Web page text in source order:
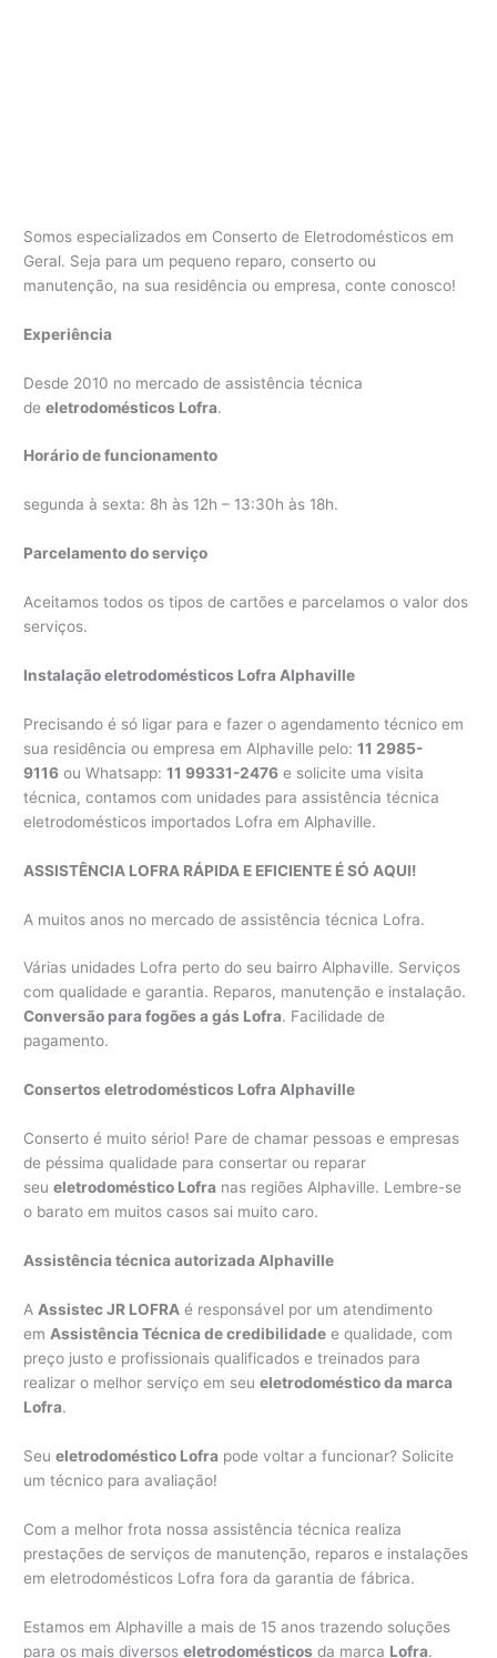
Somos especializados em Conserto de Eletrodomésticos em
Geral. Seja para um pequeno reparo, conserto ou
manutenção, na sua residência ou empresa, conte conosco!
Experiência
Desde 2010 no mercado de assistência técnica
deeletrodomésticos Lofra.
Horário de funcionamento
segunda à sexta: 8h às 12h – 13:30h às 18h.
Parcelamento do serviço
Aceitamos todos os tipos de cartões e parcelamos o valor dos
serviços.
Instalação eletrodomésticos Lofra Alphaville
Precisando é só ligar para e fazer o agendamento técnico em
sua residência ou empresa em Alphaville pelo:11 2985-
9116 ou Whatsapp:11 99331-2476 e solicite uma visita
técnica, contamos com unidades para assistência técnica
eletrodomésticos importados Lofra em Alphaville.
ASSISTÊNCIA LOFRA RÁPIDA E EFICIENTE É SÓ AQUI!
A muitos anos no mercado de assistência técnica Lofra.
Várias unidades Lofra perto do seu bairro Alphaville. Serviços
com qualidade e garantia. Reparos, manutenção e instalação.
Conversão para fogões a gás Lofra. Facilidade de
pagamento.
Consertos eletrodomésticos Lofra Alphaville
Conserto é muito sério! Pare de chamar pessoas e empresas
de péssima qualidade para consertar ou reparar
seueletrodoméstico Lofra nas regiões Alphaville. Lembre-se
o barato em muitos casos sai muito caro.
Assistência técnica autorizada Alphaville
A Assistec JR LOFRA é responsável por um atendimento
em Assistência Técnica de credibilidade e qualidade, com
preço justo e profissionais qualificados e treinados para
realizar o melhor serviço em seueletrodoméstico da marca
Lofra.
Seueletrodoméstico Lofra pode voltar a funcionar? Solicite
um técnico para avaliação!
Com a melhor frota nossa assistência técnica realiza
prestações de serviços de manutenção, reparos e instalações
em eletrodomésticos Lofra fora da garantia de fábrica.
Estamos em Alphaville a mais de 15 anos trazendo soluções
para os mais diversoseletrodomésticos da marca Lofra.